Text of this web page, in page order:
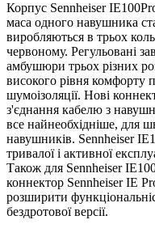
Корпус Sennheiser
маса одного навушника
виробляються в трьох
червоному. Регульовані
амбушюри трьох різних
високого рівня комфорту
шумоізоляції. Нові
з'єднання кабелю з
все найнеобхідніше, для
навушників. Sennheiser
тривалої і активної
Також для Sennheiser
коннектор Sennheiser IE
розширити
бездротової версії.